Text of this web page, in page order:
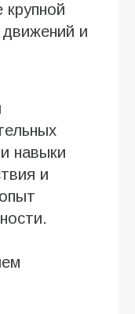
крупной
и
навыки
и